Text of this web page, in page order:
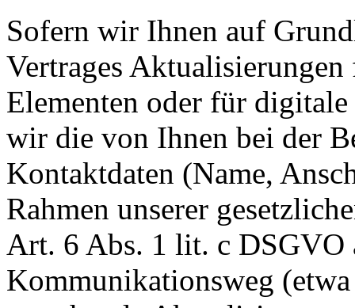
Sofern wir Ihnen auf
Vertrages
Elementen oder für
wir die von Ihnen bei der
Kontaktdaten (Name,
Rahmen unserer
Art. 6 Abs. 1 lit. c DSGVO
Kommunikationsweg